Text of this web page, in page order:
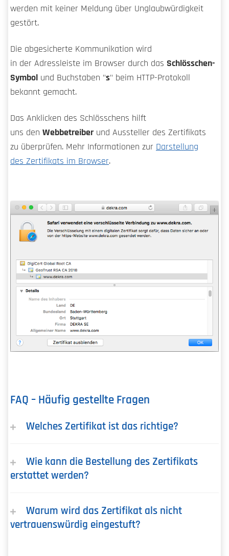
werden mit keiner Meldung über Unglaubwürdigkeit
gestört.
Die abgesicherte Kommunikation wird
in der Adressleiste im Browser durch das Schlösschen-
Symbol und Buchstaben "s" beim HTTP-Protokoll
bekannt gemacht.
Das Anklicken des Schlösschens hilft
uns den Webbetreiber und Aussteller des Zertifikats
zu überprüfen. Mehr Informationen zur Darstellung
des Zertifikats im Browser.
FAQ – Häufig gestellte Fragen
Welches Zertifikat ist das richtige?
Wie kann die Bestellung des Zertifikats
erstattet werden?
Warum wird das Zertifikat als nicht
vertrauenswürdig eingestuft?